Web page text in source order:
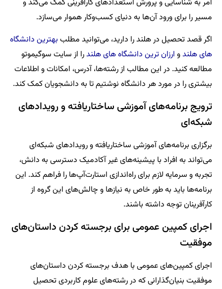
امر به شناسایی و پرورش استعدادهای کارآفرینی کمک می‌کند و
مسیر را برای ورود آن‌ها به دنیای کسب‌وکار هموار می‌سازد.
اگر قصد تحصیل در هلند را دارید، می‌توانید مطلب بهترین دانشگاه
های هلندو ارزان ترین دانشگاه های هلندرا از سایت سوگیموتو
مطالعه کنید. در این مطالب از رشته‌ها، آدرس، امکانات و اطلاعات
بیشتری را در مورد هر دانشگاه نوشتیم تا به دانشجویان کمک کند.
ترویج برنامه‌های آموزشی ساختاریافته و رویدادهای
شبکه‌ای
برگزاری برنامه‌های آموزشی ساختاریافته و رویدادهای شبکه‌ای
می‌تواند به افراد با پیشینه‌های غیر آکادمیک دسترسی به دانش،
تجربه و سرمایه لازم برای راه‌اندازی استارت‌آپ‌ها را فراهم کند. این
برنامه‌ها باید به طور خاص به نیازها و چالش‌های این گروه از
کارآفرینان توجه داشته باشند.
اجرای کمپین عمومی برای برجسته کردن داستان‌های
موفقیت
اجرای کمپین‌های عمومی با هدف برجسته کردن داستان‌های
موفقیت بنیان‌گذارانی که در رشته‌های علوم کاربردی تحصیل